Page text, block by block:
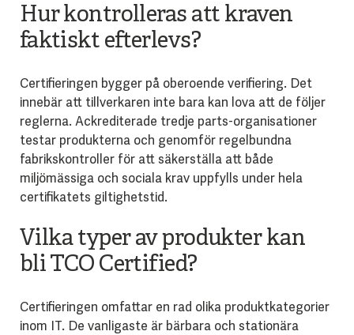
Hur kontrolleras att kraven
faktiskt efterlevs?
Certifieringen bygger på oberoende verifiering. Det
innebär att tillverkaren inte bara kan lova att de följer
reglerna. Ackrediterade tredje parts-organisationer
testar produkterna och genomför regelbundna
fabrikskontroller för att säkerställa att både
miljömässiga och sociala krav uppfylls under hela
certifikatets giltighetstid.
Vilka typer av produkter kan
bli TCO Certified?
Certifieringen omfattar en rad olika produktkategorier
inom IT. De vanligaste är bärbara och stationära